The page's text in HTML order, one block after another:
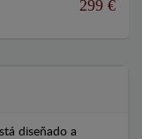
299 €
diseñado a